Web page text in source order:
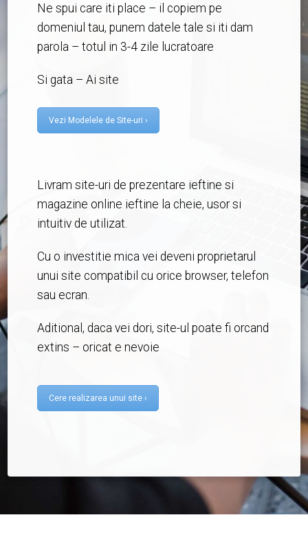
Ne spui care iti place – il copiem pe
domeniul tau, punem datele tale si iti dam
parola – totul in 3-4 zile lucratoare
Si gata – Ai site
Vezi Modelele de Site-uri ›
Livram site-uri de prezentare ieftine si
magazine online ieftine la cheie, usor si
intuitiv de utilizat.
Cu o investitie mica vei deveni proprietarul
unui site compatibil cu orice browser, telefon
sau ecran.
Aditional, daca vei dori, site-ul poate fi orcand
extins – oricat e nevoie
Cere realizarea unui site ›